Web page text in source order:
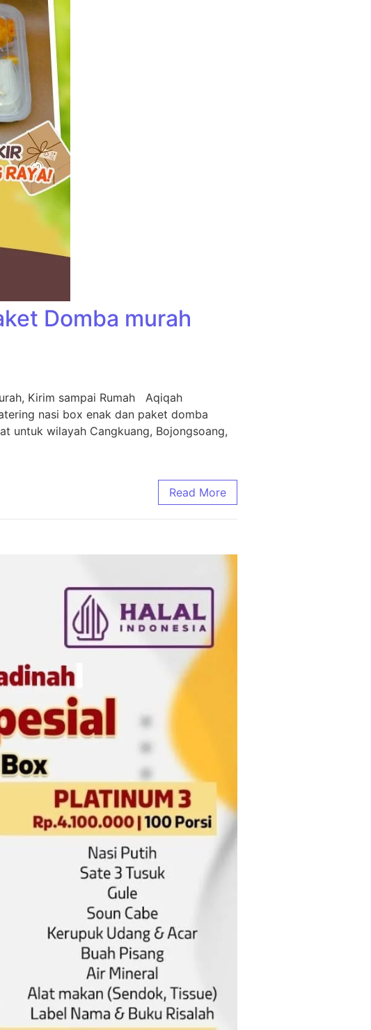
Domba murah
Kirim sampai Rumah Aqiqah
nasi box enak dan paket domba
untuk wilayah Cangkuang, Bojongsoang,
Read More